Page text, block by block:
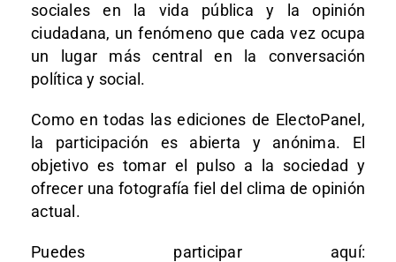
sociales en la vida pública y la opinión
ciudadana, un fenómeno que cada vez ocupa
un lugar más central en la conversación
política y social.
Como en todas las ediciones de ElectoPanel,
la participación es abierta y anónima. El
objetivo es tomar el pulso a la sociedad y
ofrecer una fotografía fiel del clima de opinión
actual.
Puedes participar aquí: